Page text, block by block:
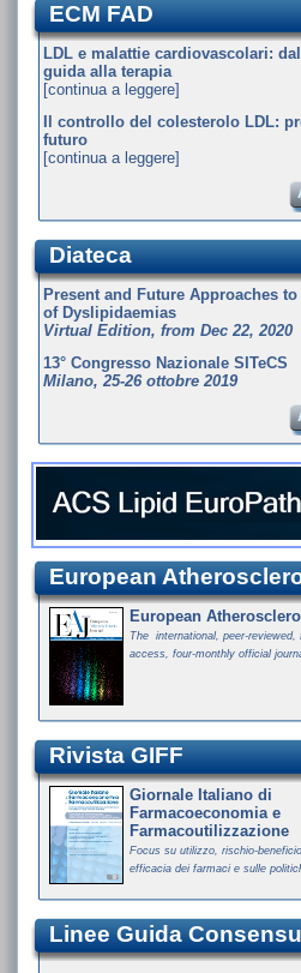
ECM FAD
LDL e malattie cardiovascolari:
guida alla terapia
[continua a leggere]
Il controllo del colesterolo LDL:
futuro
[continua a leggere]
Diateca
Present and Future Approaches to
of Dyslipidaemias
Virtual Edition, from Dec 22, 2020
13° Congresso Nazionale SITeCS
Milano, 25-26 ottobre 2019
European
European
The international, peer-reviewed,
access, four-monthly official
Rivista GIFF
Giornale Italiano di
Farmacoeconomia e
Farmacoutilizzazione
Focus su utilizzo, rischio-
efficacia dei farmaci e sulle
Linee Guida